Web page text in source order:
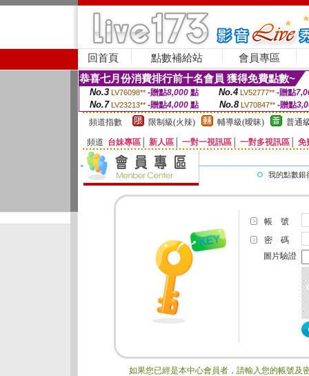
回首頁 點數補給站 會員專區
恭喜七月份消費排行前十名會員 獲得免費點數~
No.3 LV76098** -贈點8,000點 No.4 LV52777** -贈點
No.7 LV23213** -贈點4,000 點 No.8 LV70847** -贈點
頻道指數
限制級(火辣) 輔導級(曖昧) 普通
頻道 台妹專區 新人區 一對一視訊區 一對多視訊區 免
我的點數銀
帳 號
密 碼
圖片驗證
如果您已經是本中心會員者，請輸入您的帳號及